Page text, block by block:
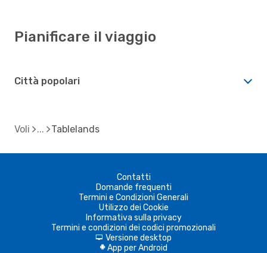
Pianificare il viaggio
Città popolari
Voli Tablelands
Contatti
Domande frequenti
Termini e Condizioni Generali
Utilizzo dei Cookie
Informativa sulla privacy
Termini e condizioni dei codici promozionali
d Versione desktop
A App per Android